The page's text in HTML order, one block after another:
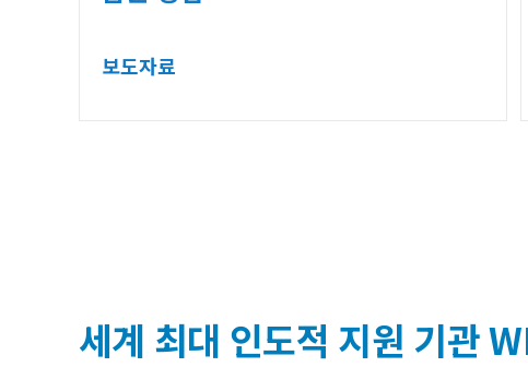
보도자료
세계 최대 인도적 지원 기관